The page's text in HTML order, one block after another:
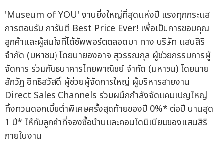
'Museum of YOU' งานยิ่งใหญ่ที่สุดแห่งปี แรงทุกกระแส
การตอบรับ การันตี Best Price Ever! เพื่อเป็นการขอบคุณ
ลูกค้าและผู้สนใจที่ได้ซัพพอร์ตตลอดมา ทาง บริษัท แสนสิริ
จำกัด (มหาชน) โดยนายองอาจ สุวรรณกุล ผู้ช่วยกรรมการผู้
จัดการ ร่วมกับธนาคารไทยพาณิชย์ จำกัด (มหาชน) โดยนาย
สักวัฏ อิทธิสวัสดิ์ ผู้ช่วยผู้จัดการใหญ่ ผู้บริหารสายงาน
Direct Sales Channels ร่วมผนึกกำลังจัดแคมเปญใหญ่
ทิ้งทวนดอกเบี้ยต่ำพิเศษครั้งสุดท้ายของปี 0%* ต่อปี นานสุด
1 ปี* ให้กับลูกค้าที่จองซื้อบ้านและคอนโดมิเนียมของแสนสิริ
ภายในงาน